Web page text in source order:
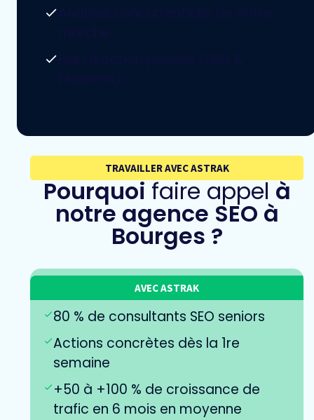
TRAVAILLER AVEC ASTRAK
Pourquoifaire appelà
notre agence SEO à
Bourges ?
AVEC ASTRAK
80 % de consultants SEO seniors
Actions concrètes dès la 1re
semaine
+50 à +100 % de croissance de
trafic en 6 mois en moyenne